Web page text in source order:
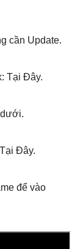
cần Update.
Tại Đây.
dưới.
Đây.
để vào